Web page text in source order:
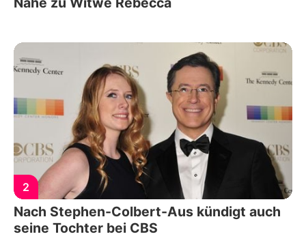
2
Nach Stephen-Colbert-Aus kündigt auch
seine Tochter bei CBS